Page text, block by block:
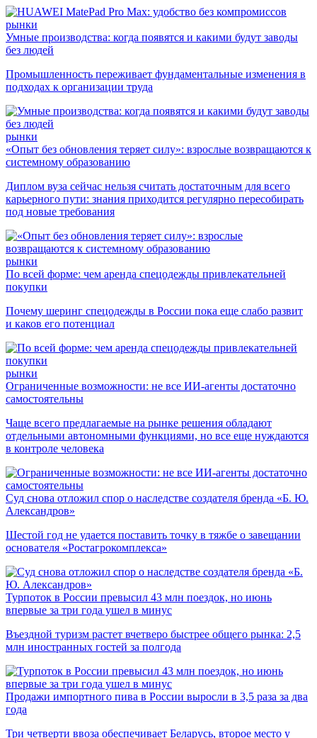
рынки
Умные производства: когда появятся и какими будут заводы
без людей
Промышленность переживает фундаментальные изменения в
подходах к организации труда
рынки
«Опыт без обновления теряет силу»: взрослые возвращаются к
системному образованию
Диплом вуза сейчас нельзя считать достаточным для всего
карьерного пути: знания приходится регулярно пересобирать
под новые требования
рынки
По всей форме: чем аренда спецодежды привлекательней
покупки
Почему шеринг спецодежды в России пока еще слабо развит
и каков его потенциал
рынки
Ограниченные возможности: не все ИИ-агенты достаточно
самостоятельны
Чаще всего предлагаемые на рынке решения обладают
отдельными автономными функциями, но все еще нуждаются
в контроле человека
Суд снова отложил спор о наследстве создателя бренда «Б. Ю.
Александров»
Шестой год не удается поставить точку в тяжбе о завещании
основателя «Ростагрокомплекса»
Турпоток в России превысил 43 млн поездок, но июнь
впервые за три года ушел в минус
Въездной туризм растет вчетверо быстрее общего рынка: 2,5
млн иностранных гостей за полгода
Продажи импортного пива в России выросли в 3,5 раза за два
года
Три четверти ввоза обеспечивает Беларусь, второе место у